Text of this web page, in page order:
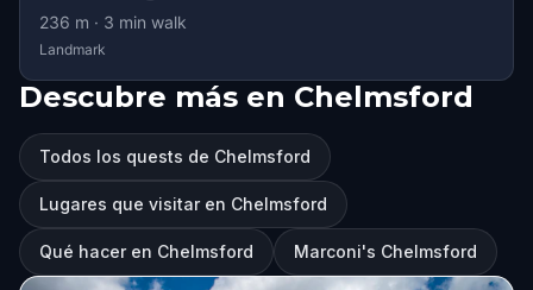
236 m · 3 min walk
Landmark
Descubre más en Chelmsford
Todos los quests de Chelmsford
Lugares que visitar en Chelmsford
Qué hacer en Chelmsford Marconi's Chelmsford